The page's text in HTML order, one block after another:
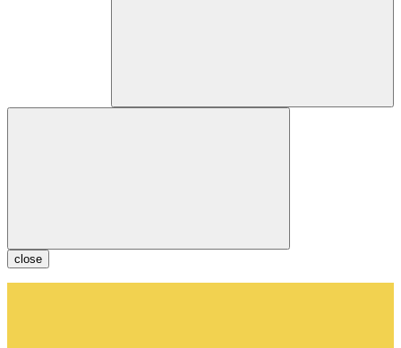
close